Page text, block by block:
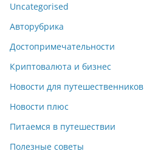
Uncategorised
Авторубрика
Достопримечательности
Криптовалюта и бизнес
Новости для путешественников
Новости плюс
Питаемся в путешествии
Полезные советы